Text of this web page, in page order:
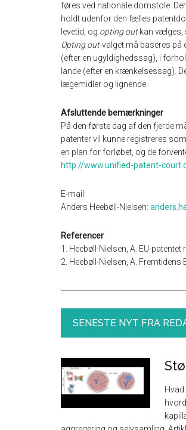
føres ved nationale domstole.
holdt udenfor den fælles
levetid, og opting outkan vælges,
Opting out-valget må baseres på
(efter en ugyldighedssag), i
lande (efter en krænkelsessag).
lægemidler og lignende.
Afsluttende bemærkninger
På den første dag af den fjerde
patenter vil kunne registreres
en plan for forløbet, og de
http://www.unified-patent-
E-mail:
Anders Heebøll-Nielsen:
Referencer
1. Heebøll-Nielsen, A. EU-
2. Heebøll-Nielsen, A. Fremtidens
SENESTE NYT FRA